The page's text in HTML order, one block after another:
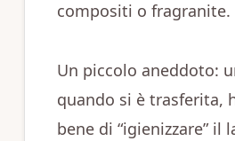
compositi o fragranite.
Un piccolo aneddoto:
quando si è trasferita,
bene di “igienizzare” il